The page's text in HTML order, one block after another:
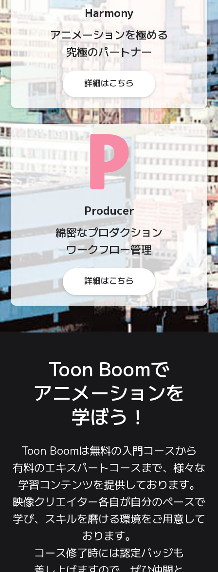
Harmony
アニメーションを極める
究極のパートナー
詳細はこちら
Producer
綿密なプロダクション
ワークフロー管理
詳細はこちら
Toon Boomで
アニメーションを
学ぼう！
Toon Boomは無料の入門コースから
有料のエキスパートコースまで、 様々な
学習コンテンツを提供しております。
映像クリエイター各自が自分のペースで
学び、 スキルを磨ける環境をご用意して
おります。
コース修了時には認定バッジも
差し上げますので、 ぜひ仲間と